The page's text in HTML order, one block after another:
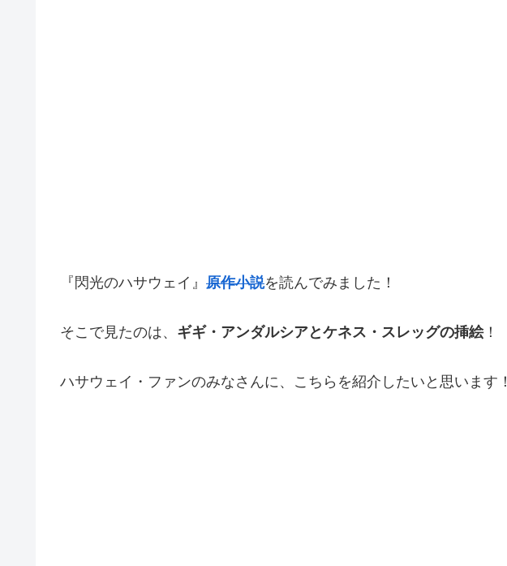
『閃光のハサウェイ』 原作小説を読んでみました！
そこで見たのは、 ギギ・アンダルシアとケネス・スレッグの挿絵！
ハサウェイ・ファンのみなさんに、こちらを紹介したいと思います！